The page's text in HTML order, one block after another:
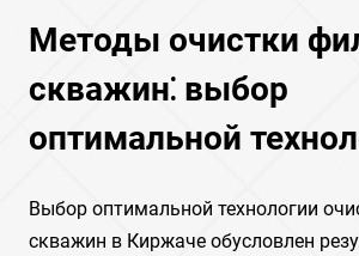
Методы очистки
скважин⁚ выбор
оптимальной
Выбор оптимальной технологии
скважин в Киржаче обусловлен